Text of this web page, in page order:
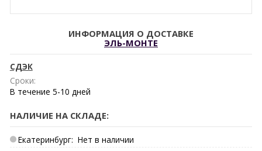
ИНФОРМАЦИЯ О ДОСТАВКЕ
ЭЛЬ-МОНТЕ
СДЭК
Сроки:
В течение 5-10 дней
НАЛИЧИЕ НА СКЛАДЕ:
Екатеринбург: Нет в наличии